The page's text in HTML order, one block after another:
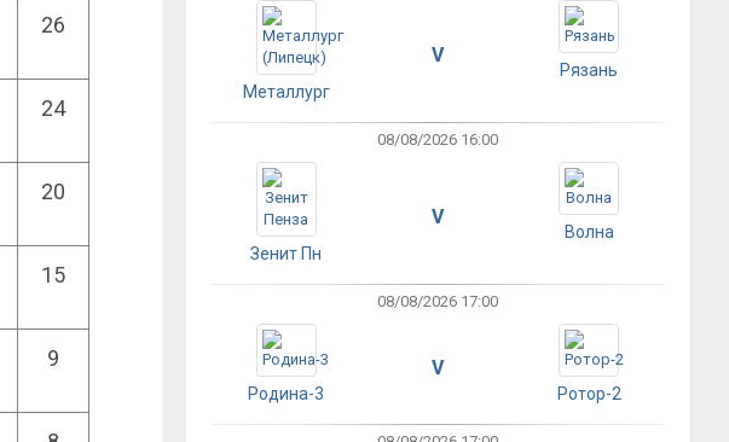
26
24
20
15
9
Металлург
V
Рязань
08/08/2026 16:00
Зенит Пн
V
Волна
08/08/2026 17:00
Родина-3
V
Ротор-2